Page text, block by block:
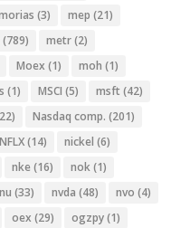
(3) mep (21)
(789) metr(2)
Moex (1) moh (1)
(1) MSCI (5) msft (42)
Nasdaq comp. (201)
NFLX(14) nickel (6)
nke (16) nok(1)
nu (33) nvda (48) nvo (4)
oex (29) ogzpy(1)